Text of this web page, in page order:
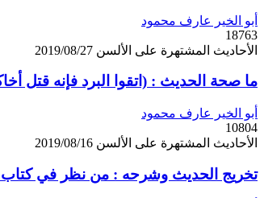
أبو الخير عارف محمود
18763
الأحاديث المشتهرة على الألسن 2019/08/27
ما صحة الحديث : (اتقوا البرد فإنه قتل
أبو الخير عارف محمود
10804
الأحاديث المشتهرة على الألسن 2019/08/16
تخريج الحديث وشرحه : من نظر في كتاب